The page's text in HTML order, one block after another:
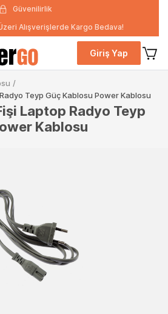
Güvenilirlik
Alışverişlerde Kargo Bedava!
Giriş Yap
/
Teyp Güç Kablosu Power Kablosu
Laptop Radyo Teyp
Kablosu